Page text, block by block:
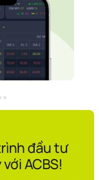
đầu tư
ACBS!